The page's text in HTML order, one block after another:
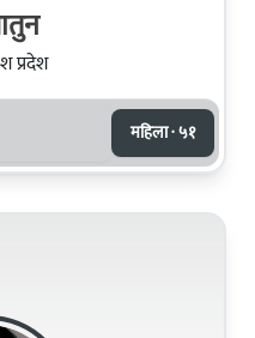
प्रदेश
महिला · ५१